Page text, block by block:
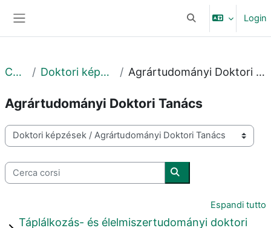
Attiva/disattivaLogin
Corsi Doktori képzések Agrártudományi Doktori Tanács
Agrártudományi Doktori Tanács
Categorie di corso
Cerca corsi
Cerca corsi
Espandi tutto
Táplálkozás- és élelmiszertudományi doktori